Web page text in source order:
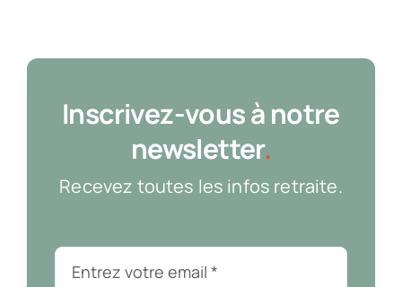
Inscrivez-vous à notre
newsletter.
Recevez toutes les infos retraite.